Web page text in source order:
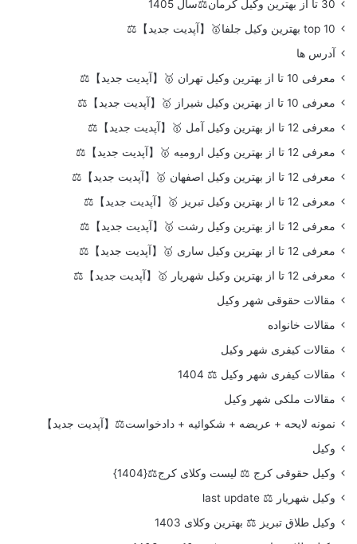
30 تا از بهترین وکیل کرمان⚖️سال 1405
top 10 بهترین وکیل جلفا🥇【آپدیت جدید】⚖️
آدرس ها
معرفی 10 تا از بهترین وکیل تهران 🥇【آپدیت جدید】⚖️
معرفی 10 تا از بهترین وکیل شیراز 🥇【آپدیت جدید】⚖️
معرفی 12 تا از بهترین وکیل آمل 🥇【آپدیت جدید】⚖️
معرفی 12 تا از بهترین وکیل ارومیه 🥇【آپدیت جدید】⚖️
معرفی 12 تا از بهترین وکیل اصفهان 🥇【آپدیت جدید】⚖️
معرفی 12 تا از بهترین وکیل تبریز 🥇【آپدیت جدید】⚖️
معرفی 12 تا از بهترین وکیل رشت 🥇【آپدیت جدید】⚖️
معرفی 12 تا از بهترین وکیل ساری 🥇【آپدیت جدید】⚖️
معرفی 12 تا از بهترین وکیل شهریار 🥇【آپدیت جدید】⚖️
مقالات حقوقی شهر وکیل
مقالات خانواده
مقالات کیفری شهر وکیل
مقالات کیفری شهر وکیل ⚖️ 1404
مقالات ملکی شهر وکیل
نمونه لایحه + عریضه + شکوائیه + دادخواست⚖️【آپدیت جدید】
وکیل
وکیل حقوقی کرج ⚖️ لیست وکلای کرج⚖️{1404}
وکیل شهریار ⚖️ last update
وکیل طلاق تبریز ⚖️ بهترین وکلای 1403